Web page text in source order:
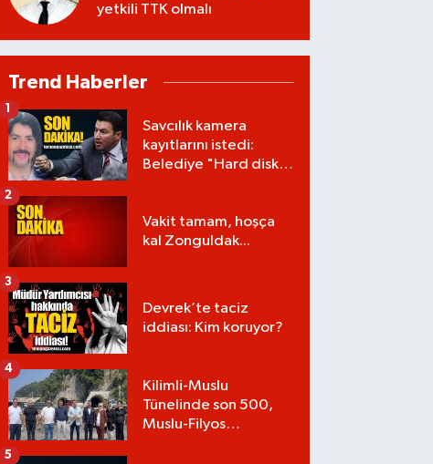
yetkili TTK olmalı
Trend Haberler
Savcılık kamera
kayıtlarını istedi:
Belediye "Hard disk
1
Vakit tamam, hoşça
kal Zonguldak...
2
Devrek’te taciz
iddiası: Kim koruyor?
3
Kilimli-Muslu
Tünelinde son 500,
Muslu-Filyos
4
5